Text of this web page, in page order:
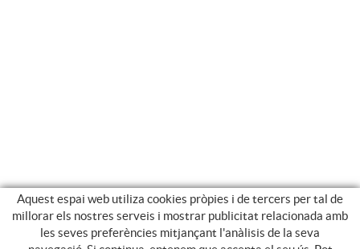
Aquest espai web utiliza cookies pròpies i de tercers per tal de
millorar els nostres serveis i mostrar publicitat relacionada amb
les seves preferències mitjançant l'anàlisis de la seva